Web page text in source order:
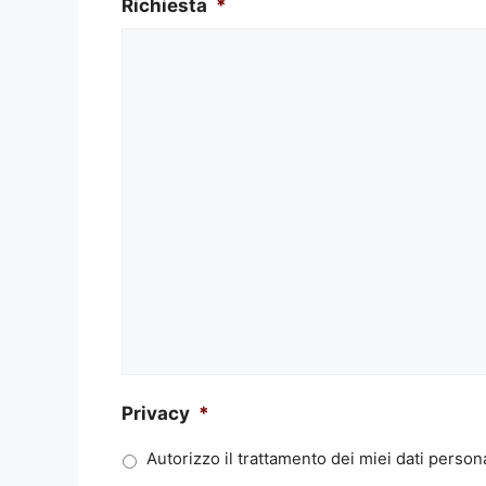
Richiesta *
Privacy *
Autorizzo il trattamento dei miei dati